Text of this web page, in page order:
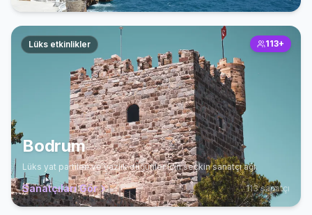
Lüks etkinlikler 113+
Bodrum
Lüks yat partileri ve yazlık düğünler için seçkin sanatçı ağı.
Sanatçıları Gör 113sanatçı